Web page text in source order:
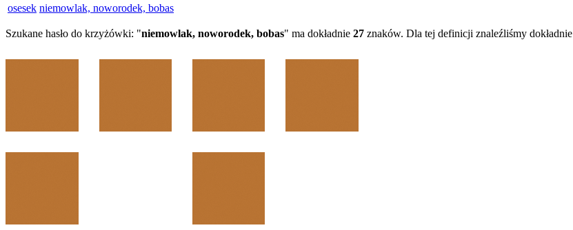
osesek niemowlak, noworodek, bobas
Szukane hasło do krzyżówki: "niemowlak, noworodek, bobas" ma dokładnie 27 znaków. Dla tej definicji znaleźliśmy dokładnie